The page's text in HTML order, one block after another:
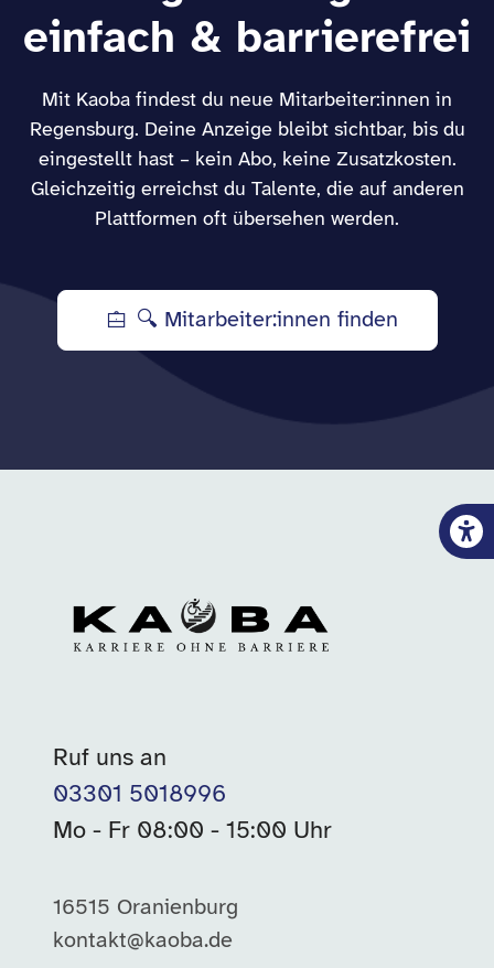
einfach & barrierefrei
Mit Kaoba findest du neue Mitarbeiter:innen in
Regensburg. Deine Anzeige bleibt sichtbar, bis du
eingestellt hast – kein Abo, keine Zusatzkosten.
Gleichzeitig erreichst du Talente, die auf anderen
Plattformen oft übersehen werden.
🔍 Mitarbeiter:innen finden
Ruf uns an
03301 5018996
Mo - Fr 08:00 - 15:00 Uhr
16515 Oranienburg
kontakt@kaoba.de